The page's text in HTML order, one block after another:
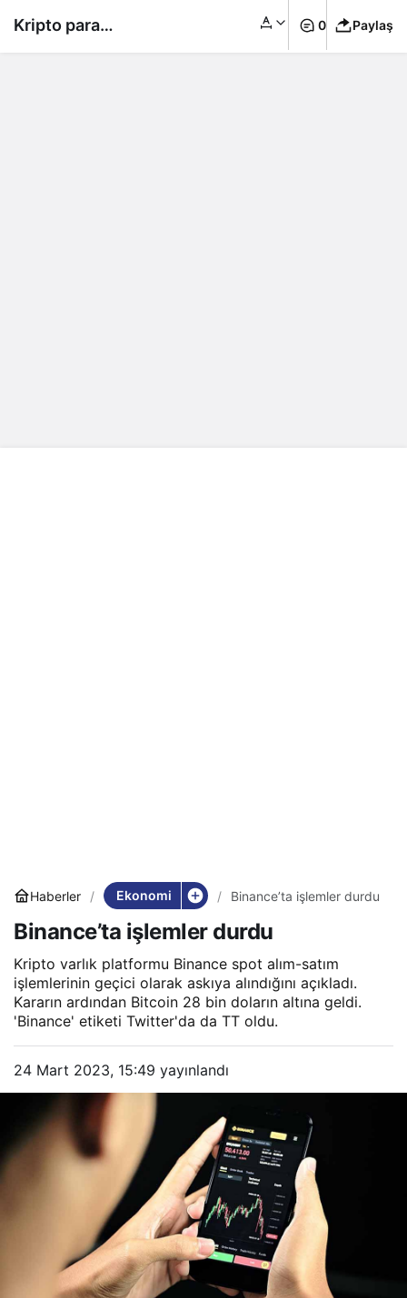
Haberler Ekonomi Binance’ta işlemler durdu
Binance’ta işlemler durdu
Kripto varlık platformu Binance spot alım-satım
işlemlerinin geçici olarak askıya alındığını açıkladı.
Kararın ardından Bitcoin 28 bin doların altına geldi.
'Binance' etiketi Twitter'da da TT oldu.
24 Mart 2023, 15:49 yayınlandı
Kripto para 0 Paylaş